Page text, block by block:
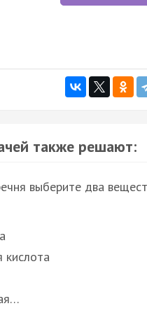
также решают:
выберите два
кислота